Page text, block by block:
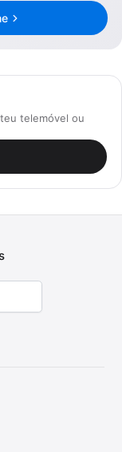
telemóvel ou